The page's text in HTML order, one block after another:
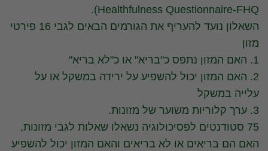
Healthfulness Questionnaire-FHQ).
השאלון נועד להעריף את הגורמים הבאים לגבי 16 פירטי
מזון
1. האם המזון נתפס כ"בריא" או כ"לא בריא"
2. האם המזון יכול להשפיע על ירידה במשקל או על
עלייה במשקל
3. ערך קלוריות משוער של מזונות.
75 סטודנטים לפסיכולוגיה נשאלו שאלות לגבי מזונות,
האם הם בריאים או לא בריאים והאם המזון יכול להשפיע